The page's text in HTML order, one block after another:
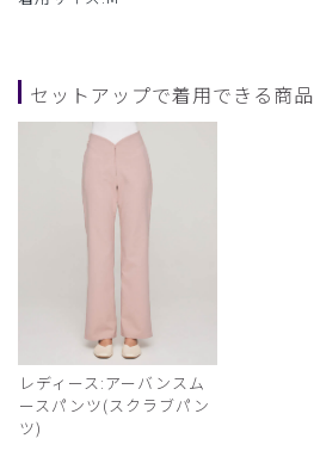
セットアップで着用できる商品
レディース:アーバンスム
ースパンツ(スクラブパン
ツ)